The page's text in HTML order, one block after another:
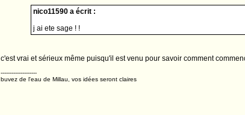
nico11590 a écrit :
j ai ete sage ! !
c'est vrai et sérieux même puisqu'il est venu pour savoir comment
--------------------
buvez de l'eau de Millau, vos idées seront claires